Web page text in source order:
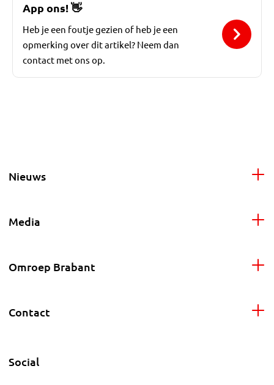
App ons!👋
Heb je een foutje gezien of heb je een
opmerking over dit artikel? Neem dan
contact met ons op.
Nieuws
Media
Omroep Brabant
Contact
Social